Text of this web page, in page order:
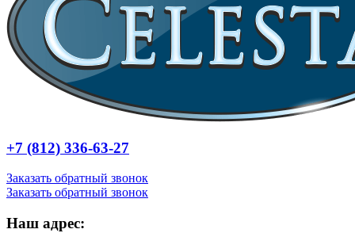
+7 (812) 336-63-27
Заказать обратный звонок
Заказать обратный звонок
Наш адрес: